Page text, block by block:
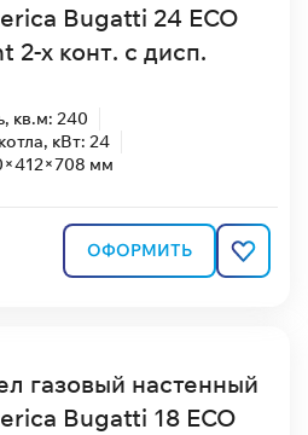
Bugatti 24 ECO
2-х конт. с дисп.
кв.м: 240
кВт: 24
мм
ОФОРМИТЬ
газовый настенный
Bugatti 18 ECO